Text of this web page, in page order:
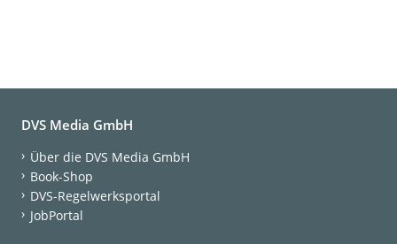
DVS Media GmbH
Über die DVS Media GmbH
Book-Shop
DVS-Regelwerksportal
JobPortal